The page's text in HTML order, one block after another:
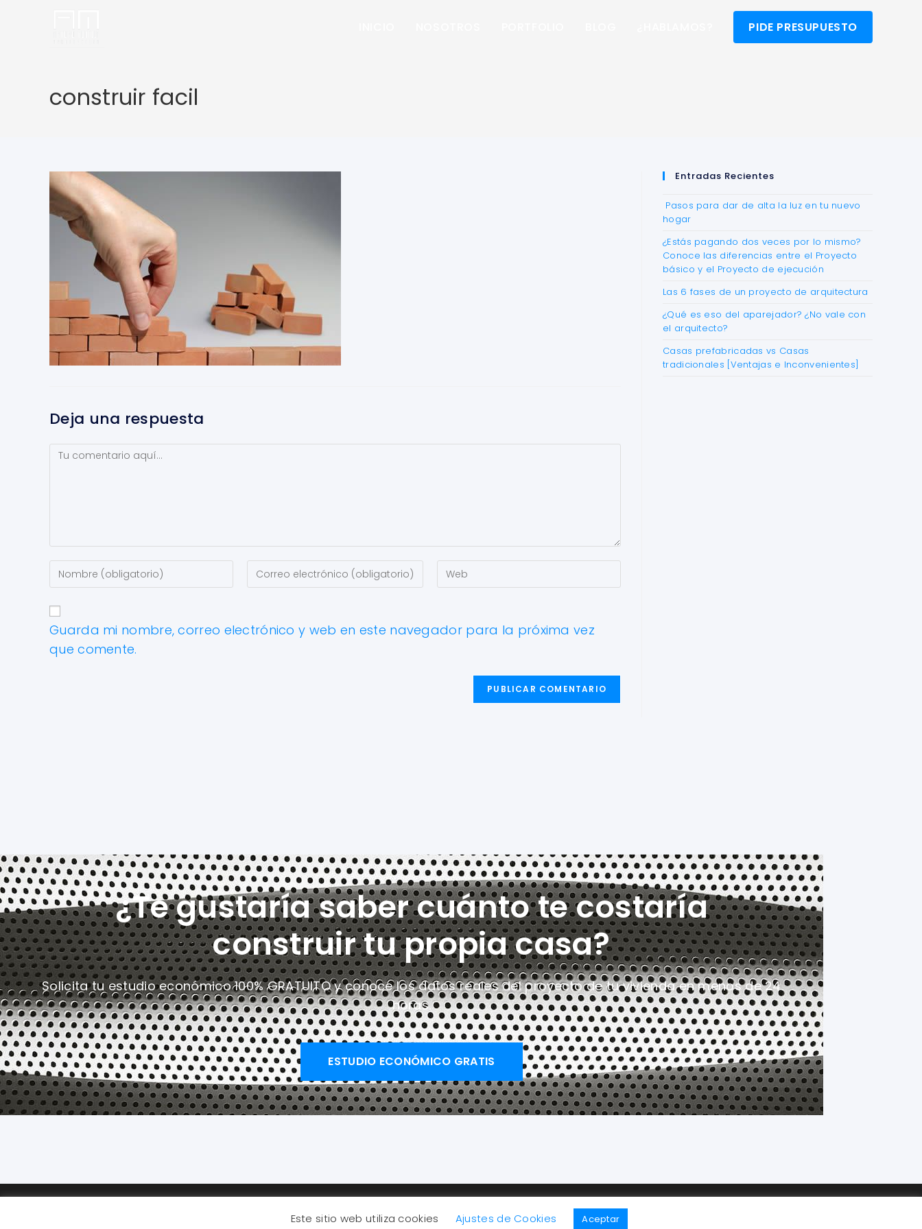
PIDE PRESUPUESTO
construir facil
Deja una respuesta
Guarda mi nombre, correo electrónico y web en este navegador para la próxima vez
que comente.
Entradas Recientes
Pasos para dar de alta la luz en tu nuevo
hogar
¿Estás pagando dos veces por lo mismo?
Conoce las diferencias entre el Proyecto
básico y el Proyecto de ejecución
Las 6 fases de un proyecto de arquitectura
¿Qué es eso del aparejador? ¿No vale con
el arquitecto?
Casas prefabricadas vs Casas
tradicionales [Ventajas e Inconvenientes]
¿Te gustaría saber cuánto te costaría
construir tu propia casa?
Solicita tu estudio económico 100% GRATUITO y conoce los datos reales del proyectode tu vivienda en menos de 24
horas.
ESTUDIO ECONÓMICO GRATIS
Aviso legal
Este sitio web utiliza cookies Ajustes de Cookies Aceptar